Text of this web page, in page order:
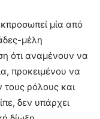
μία από
μέλη
ότι αναμένουν να
προκειμένου να
τους ρόλους και
δεν υπάρχει